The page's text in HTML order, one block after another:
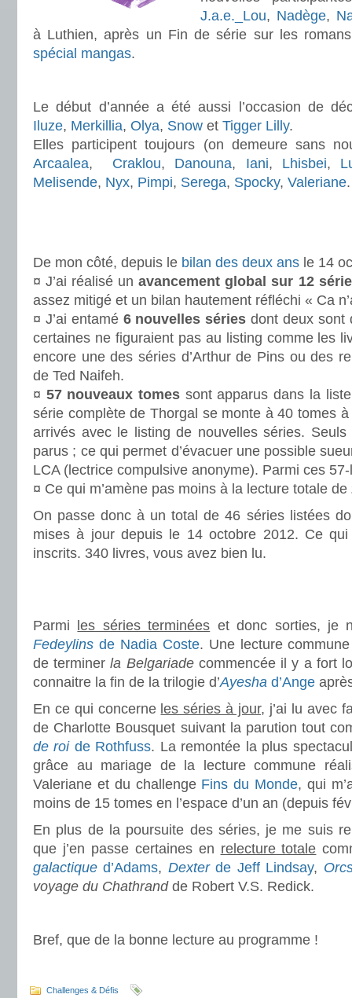
J.a.e._Lou, Nadège,
à Luthien, après un Fin de série sur les
spécial mangas.
Le début d’année a été aussi l’occasion de
Iluze, Merkillia, Olya, Snow et Tigger Lilly.
Elles participent toujours (on demeure sans
Arcaalea, Craklou, Danouna, Iani, Lhisbei,
Melisende, Nyx, Pimpi, Serega, Spocky, Valeriane.
De mon côté, depuis le bilan des deux ans le 14
¤ J’ai réalisé unavancement global sur 12
assez mitigé et un bilan hautement réfléchi « Ca
¤ J’ai entamé 6 nouvelles séries dont deux sont
certaines ne figuraient pas au listing comme les
encore une des séries d’Arthur de Pins ou des
de Ted Naifeh.
¤ 57 nouveaux tomes sont apparus dans la
série complète de Thorgal se monte à 40 tomes
arrivés avec le listing de nouvelles séries. Seuls
parus ; ce qui permet d’évacuer une possible
LCA (lectrice compulsive anonyme). Parmi ces 57-
¤ Ce qui m’amène pas moins à la lecture totale de
On passe donc à un total de 46 séries listées
mises à jour depuis le 14 octobre 2012. Ce
inscrits. 340 livres, vous avez bien lu.
Parmi
les séries terminées et donc sorties, je
Fedeylins de Nadia Coste. Une lecture
de terminerla Belgariadecommencée il y a fort
connaitre la fin de la trilogie d’Ayesha d’Ange
En ce qui concerne les séries à jour, j’ai lu avec
de Charlotte Bousquet suivant la parution tout
de roide Rothfuss. La remontée la plus
grâce au mariage de la lecture commune
Valeriane et du challenge Fins du Monde, qui
moins de 15 tomes en l’espace d’un an (depuis
En plus de la poursuite des séries, je me suis
que j’en passe certaines en relecture totale
galactique d’Adams, Dexterde Jeff Lindsay,
voyage du Chathrandde Robert V.S. Redick.
Bref, que de la bonne lecture au programme !
Challenges & Défis